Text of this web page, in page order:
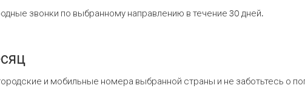
звонки по выбранному направлению в течение 30 дней.
и мобильные номера выбранной страны и не заботьтесь о